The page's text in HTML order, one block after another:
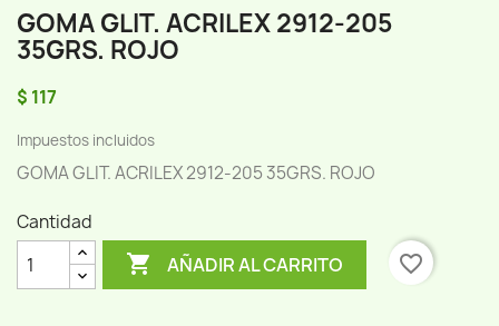
GOMA GLIT. ACRILEX 2912-205
35GRS. ROJO
$ 117
Impuestos incluidos
GOMA GLIT. ACRILEX 2912-205 35GRS. ROJO
Cantidad
 AÑADIR AL CARRITO favorite_border